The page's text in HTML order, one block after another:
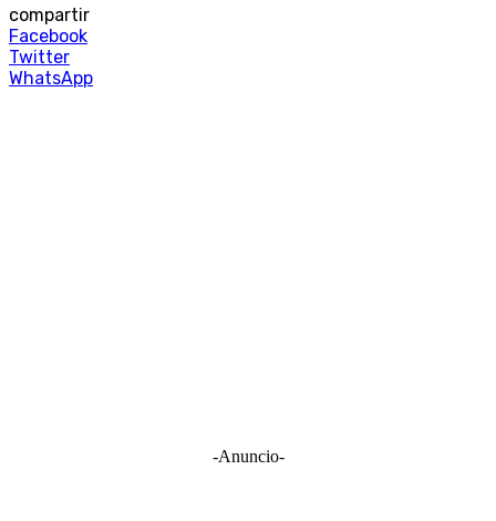
compartir
Facebook
Twitter
WhatsApp
-Anuncio-